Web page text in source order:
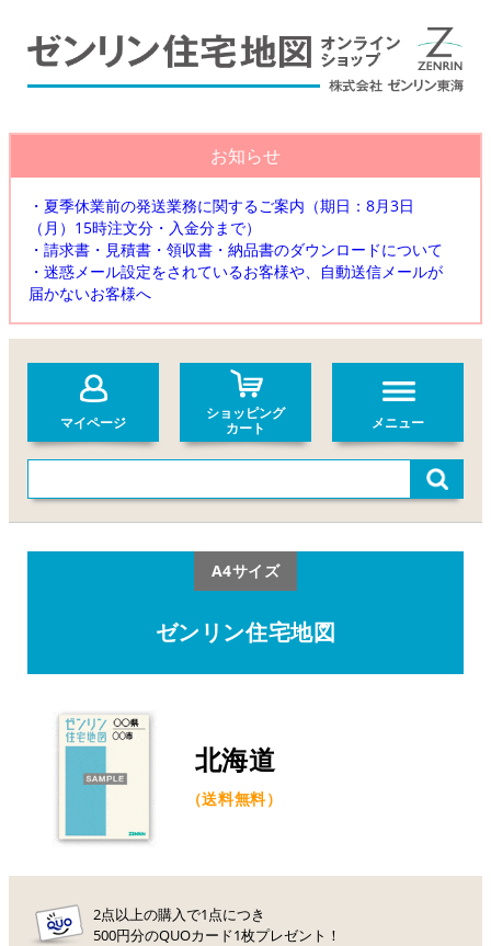
お知らせ
・夏季休業前の発送業務に関するご案内（期日：8月3日
（月）15時注文分・入金分まで）
・請求書・見積書・領収書・納品書のダウンロードについて
・迷惑メール設定をされているお客様や、自動送信メールが
届かないお客様へ
マイページ
ショッピング
カート
メニュー
A4サイズ
ゼンリン住宅地図
北海道
（送料無料）
2点以上の購入で1点につき
500円分のQUOカード1枚プレゼント！